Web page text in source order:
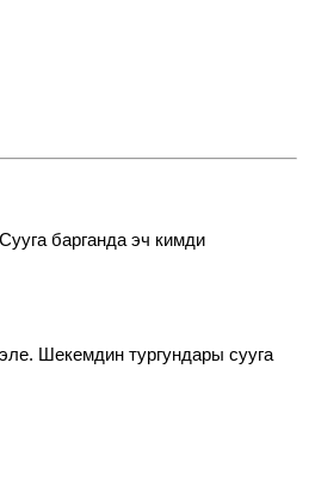
барганда эч кимди
Шекемдин тургундары сууга